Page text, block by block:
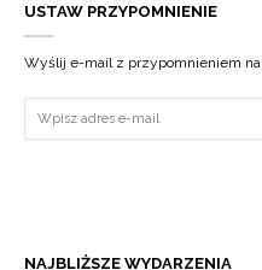
USTAW PRZYPOMNIENIE
Wyślij e-mail z przypomnieniem na
NAJBLIŻSZE WYDARZENIA